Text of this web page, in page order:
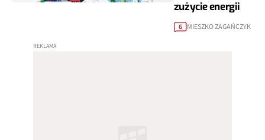
zużycie energii
6 MIESZKO ZAGAŃCZYK